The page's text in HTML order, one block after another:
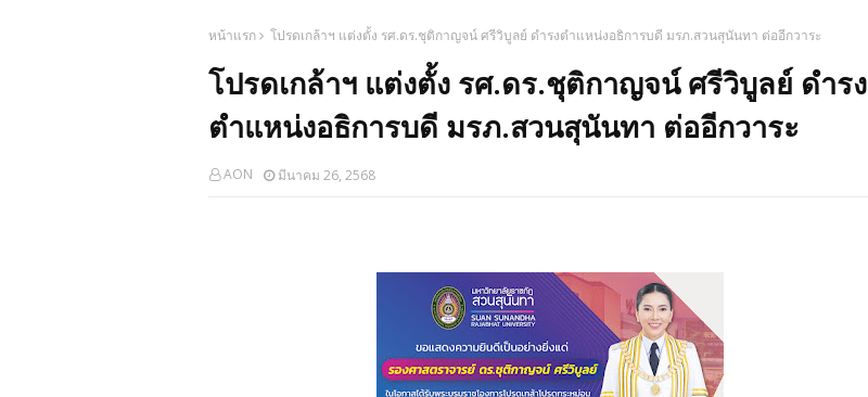
หน้าแรก โปรดเกล้าฯ แต่งตั้ง รศ.ดร.ชุติกาญจน์ ศรีวิบูลย์ ดำรงตำแหน่งอธิการบดี มรภ.สวนสุนันทา ต่ออีกวาระ
โปรดเกล้าฯ แต่งตั้ง รศ.ดร.ชุติกาญจน์ ศรีวิบูลย์ ดำรง
ตำแหน่งอธิการบดี มรภ.สวนสุนันทา ต่ออีกวาระ
AON มีนาคม 26, 2568